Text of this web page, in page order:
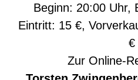
Beginn: 20:00 Uhr,
Eintritt: 15 €,
€
Zur Online-